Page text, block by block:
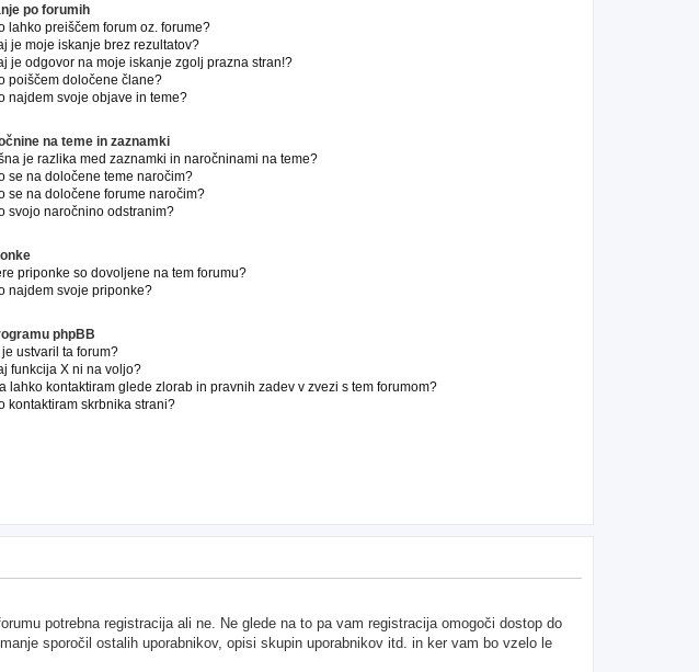
po forumih
lahko preiščem forum oz. forume?
je moje iskanje brez rezultatov?
je odgovor na moje iskanje zgolj prazna stran!?
poiščem določene člane?
najdem svoje objave in teme?
na teme in zaznamki
je razlika med zaznamki in naročninami na teme?
se na določene teme naročim?
se na določene forume naročim?
svojo naročnino odstranim?
priponke so dovoljene na tem forumu?
najdem svoje priponke?
phpBB
je ustvaril ta forum?
funkcija X ni na voljo?
lahko kontaktiram glede zlorab in pravnih zadev v zvezi s tem forumom?
kontaktiram skrbnika strani?
potrebna registracija ali ne. Ne glede na to pa vam registracija omogoči dostop do
sporočil ostalih uporabnikov, opisi skupin uporabnikov itd. in ker vam bo vzelo le